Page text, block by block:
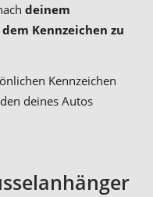
deinem
Kennzeichen zu
Kennzeichen
deines Autos